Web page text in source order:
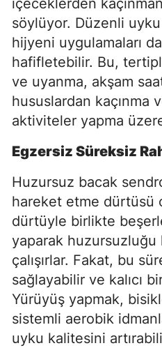
içeceklerden
söylüyor. Düzenli
hijyeni uygulamaları
hafifletebilir. Bu,
ve uyanma, akşam
hususlardan kaçınma
aktiviteler yapma
Egzersiz Süreksiz
Huzursuz bacak
hareket etme dürtüsü
dürtüyle birlikte
yaparak
çalışırlar. Fakat, bu
sağlayabilir ve kalıcı
Yürüyüş yapmak,
sistemli aerobik
uyku kalitesini